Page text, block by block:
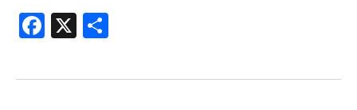
Facebook
X